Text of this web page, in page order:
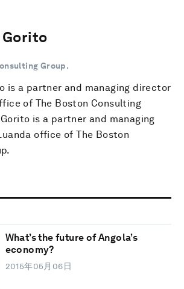
Group.
is a partner and managing director
of The Boston Consulting
is a partner and managing
office of The Boston
What’s the future of Angola’s
economy?
2015年05月06日